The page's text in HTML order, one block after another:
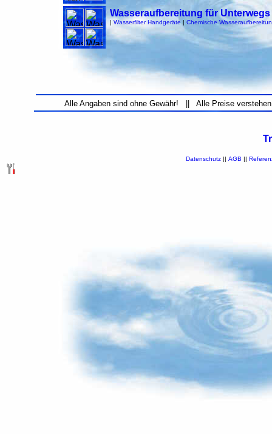
Wasseraufbereitung für Unterwegs
| Wasserfilter Handgeräte| Chemische
Alle Angaben sind ohne Gewähr! || Alle Preise
Datenschutz|| AGB ||